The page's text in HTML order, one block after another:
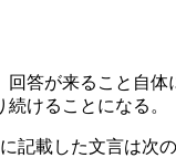
答が来ること自
けることになる。
記載した文言は次の